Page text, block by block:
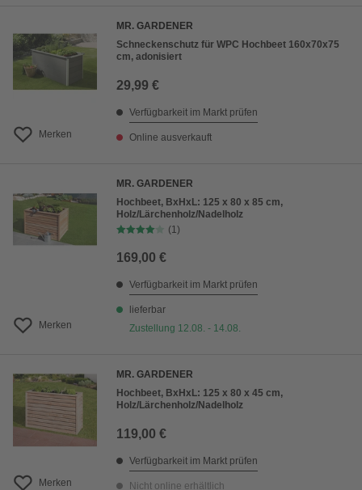
Merken
MR. GARDENER
Schneckenschutz für WPC Hochbeet 160x70x75
cm, adonisiert
29,99 €
Verfügbarkeit im Markt prüfen
Online ausverkauft
Merken
MR. GARDENER
Hochbeet, BxHxL: 125 x 80 x 85 cm,
Holz/Lärchenholz/Nadelholz
(1)
169,00 €
Verfügbarkeit im Markt prüfen
lieferbar
Zustellung 12.08. - 14.08.
Merken
MR. GARDENER
Hochbeet, BxHxL: 125 x 80 x 45 cm,
Holz/Lärchenholz/Nadelholz
119,00 €
Verfügbarkeit im Markt prüfen
Nicht online erhältlich